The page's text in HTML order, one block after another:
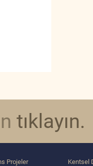
tıklayın.
Projeler Kentsel